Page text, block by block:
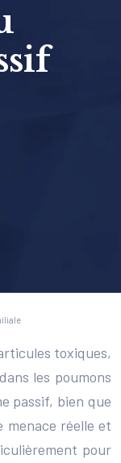
toxiques,
les poumons
passif, bien que
menace réelle et
pour